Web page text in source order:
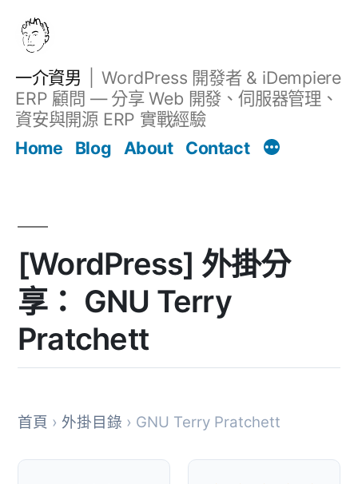
一介資男
WordPress 開發者 & iDempiere
ERP 顧問 — 分享 Web 開發、伺服器管理、
資安與開源 ERP 實戰經驗
Home
Blog About Contact
[WordPress] 外掛分
享： GNU Terry
Pratchett
首頁 › 外掛目錄 › GNU Terry Pratchett
文章